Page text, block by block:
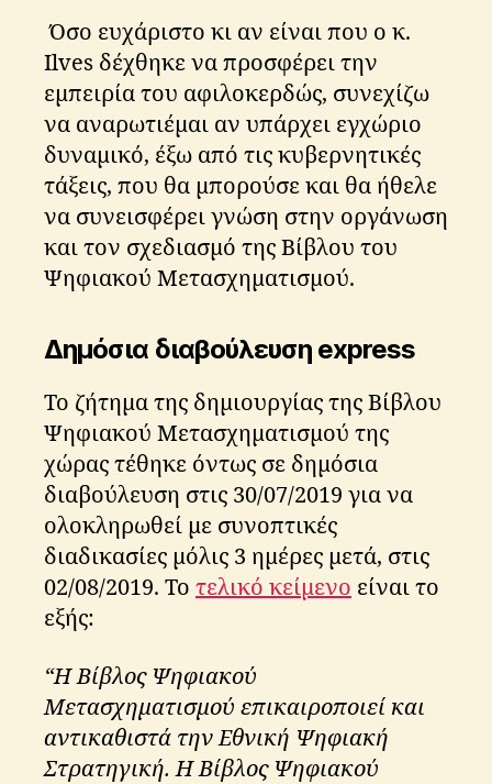
Όσο ευχάριστο κι αν είναι που ο κ.
Ilves δέχθηκε να προσφέρει την
εμπειρία του αφιλοκερδώς, συνεχίζω
να αναρωτιέμαι αν υπάρχει εγχώριο
δυναμικό, έξω από τις κυβερνητικές
τάξεις, που θα μπορούσε και θα ήθελε
να συνεισφέρει γνώση στην οργάνωση
και τον σχεδιασμό της Βίβλου του
Ψηφιακού Μετασχηματισμού.
Δημόσια διαβούλευση express
Το ζήτημα της δημιουργίας της Βίβλου
Ψηφιακού Μετασχηματισμού της
χώρας τέθηκε όντως σε δημόσια
διαβούλευση στις 30/07/2019 για να
ολοκληρωθεί με συνοπτικές
διαδικασίες μόλις 3 ημέρες μετά, στις
02/08/2019. Το τελικό κείμενο είναι το
εξής:
“Η Βίβλος Ψηφιακού
Μετασχηματισμού επικαιροποιεί και
αντικαθιστά την Εθνική Ψηφιακή
Στρατηγική. Η Βίβλος Ψηφιακού